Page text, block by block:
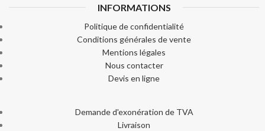
INFORMATIONS
Politique de confidentialité
Conditions générales de vente
Mentions légales
Nous contacter
Devis en ligne
Demande d'exonération de TVA
Livraison